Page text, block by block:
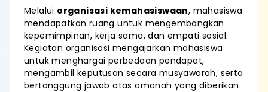
Melalui organisasi kemahasiswaan, mahasiswa
mendapatkan ruang untuk mengembangkan
kepemimpinan, kerja sama, dan empati sosial.
Kegiatan organisasi mengajarkan mahasiswa
untuk menghargai perbedaan pendapat,
mengambil keputusan secara musyawarah, serta
bertanggung jawab atas amanah yang diberikan.